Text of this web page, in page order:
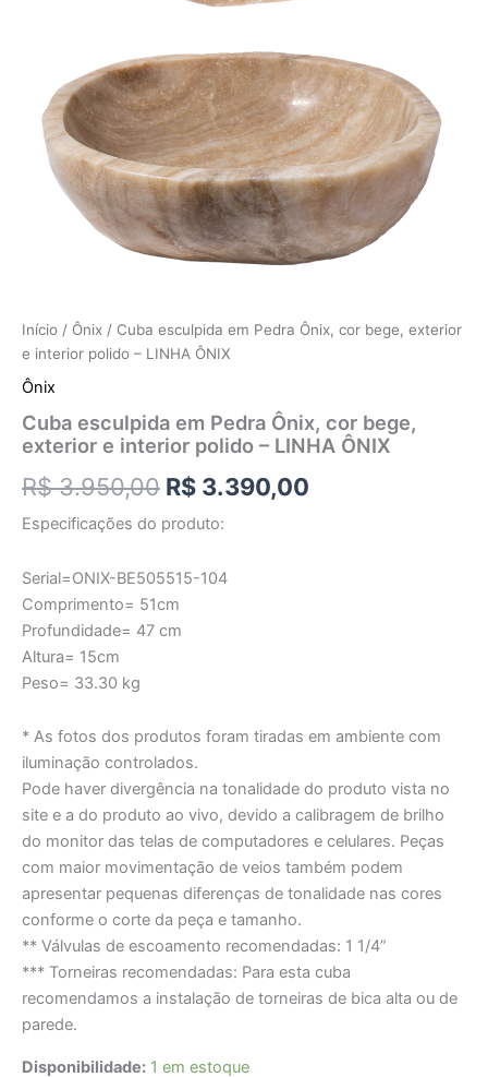
Início / Ônix / Cuba esculpida em Pedra Ônix, cor bege, exterior
e interior polido – LINHA ÔNIX
Ônix
Cuba esculpida em Pedra Ônix, cor bege,
exterior e interior polido – LINHA ÔNIX
R$3.950,00 R$ 3.390,00
Especificações do produto:
Serial=ONIX-BE505515-104
Comprimento= 51cm
Profundidade= 47 cm
Altura= 15cm
Peso= 33.30 kg
* As fotos dos produtos foram tiradas em ambiente com
iluminação controlados.
Pode haver divergência na tonalidade do produto vista no
site e a do produto ao vivo, devido a calibragem de brilho
do monitor das telas de computadores e celulares. Peças
com maior movimentação de veios também podem
apresentar pequenas diferenças de tonalidade nas cores
conforme o corte da peça e tamanho.
** Válvulas de escoamento recomendadas: 1 1/4”
*** Torneiras recomendadas: Para esta cuba
recomendamos a instalação de torneiras de bica alta ou de
parede.
Disponibilidade: 1 em estoque